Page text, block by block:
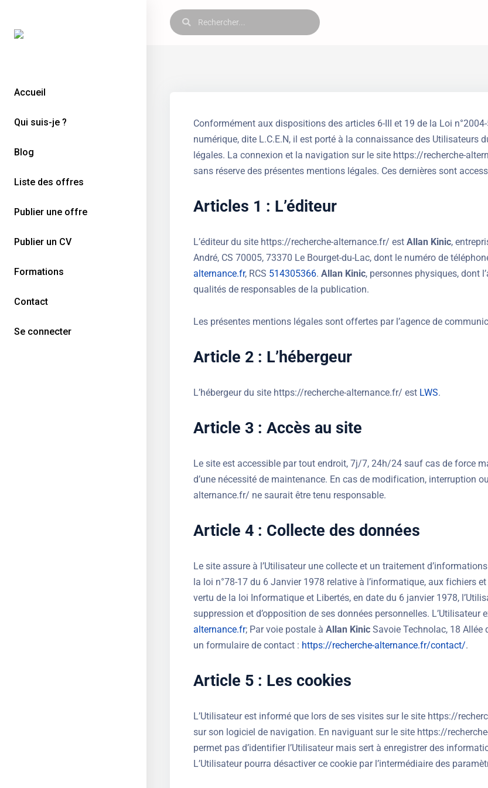
Accueil
Qui suis-je ?
Blog
Liste des offres
Publier une offre
Publier un CV
Formations
Contact
Se connecter
Conformément aux dispositions des articles 6-III et 19 de la Loi
numérique, dite L.C.E.N, il est porté à la connaissance des
légales. La connexion et la navigation sur le site https://recherche-
sans réserve des présentes mentions légales. Ces dernières sont
Articles 1 : L’éditeur
L’éditeur du site https://recherche-alternance.fr/ est Allan Kinic,
André, CS 70005, 73370 Le Bourget-du-Lac, dont le numéro de
alternance.fr, RCS 514305366. Allan Kinic, personnes physiques, dont
qualités de responsables de la publication.
Les présentes mentions légales sont offertes par l’agence de
Article 2 : L’hébergeur
L’hébergeur du site https://recherche-alternance.fr/ est LWS.
Article 3 : Accès au site
Le site est accessible par tout endroit, 7j/7, 24h/24 sauf cas de force
d’une nécessité de maintenance. En cas de modification, interruption
alternance.fr/ ne saurait être tenu responsable.
Article 4 : Collecte des données
Le site assure à l’Utilisateur une collecte et un traitement
la loi n°78-17 du 6 Janvier 1978 relative à l’informatique, aux fichiers
vertu de la loi Informatique et Libertés, en date du 6 janvier 1978,
suppression et d’opposition de ses données personnelles. L’Utilisateur
alternance.fr; Par voie postale à Allan Kinic Savoie Technolac, 18 Allée
un formulaire de contact : https://recherche-alternance.fr/contact/.
Article 5 : Les cookies
L’Utilisateur est informé que lors de ses visites sur le site https://
sur son logiciel de navigation. En naviguant sur le site https://
permet pas d’identifier l’Utilisateur mais sert à enregistrer des
L’Utilisateur pourra désactiver ce cookie par l’intermédiaire des